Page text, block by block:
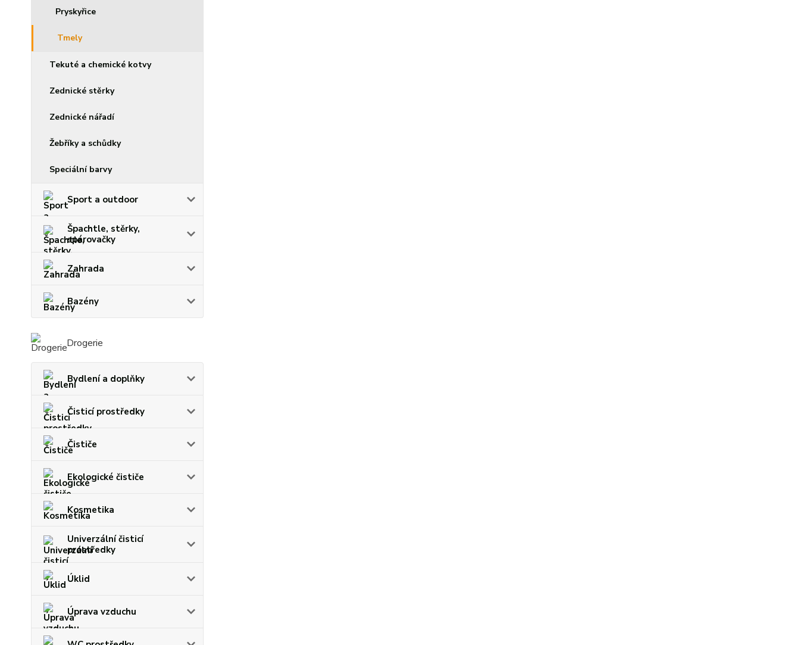
Pryskyřice
Tmely
Tekuté a chemické kotvy
Zednické stěrky
Zednické nářadí
Žebříky a schůdky
Speciální barvy
Sport a outdoor
Špachtle, stěrky,
spárovačky
Zahrada
Bazény
Drogerie
Bydlení a doplňky
Čisticí prostředky
Čističe
Ekologické čističe
Kosmetika
Univerzální čisticí
prostředky
Úklid
Úprava vzduchu